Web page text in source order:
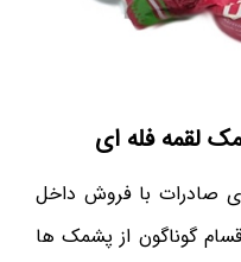
لقمه فله ای
صادرات با فروش داخل
گوناگون از پشمک ها